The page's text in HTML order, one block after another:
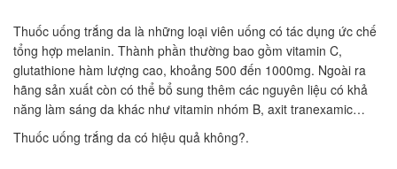
Thuốc uống trắng da là những loại viên uống có tác dụng ức chế
tổng hợp melanin. Thành phần thường bao gồm vitamin C,
glutathione hàm lượng cao, khoảng 500 đến 1000mg. Ngoài ra
hãng sản xuất còn có thể bổ sung thêm các nguyên liệu có khả
năng làm sáng da khác như vitamin nhóm B, axit tranexamic…
Thuốc uống trắng da có hiệu quả không?.